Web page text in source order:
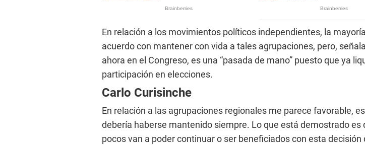
En relación a los movimientos políticos independientes, la
acuerdo con mantener con vida a tales agrupaciones, pero,
ahora en el Congreso, es una “pasada de mano” puesto que ya
participación en elecciones.
Carlo Curisinche
En relación a las agrupaciones regionales me parece favorable,
debería haberse mantenido siempre. Lo que está demostrado es
pocos van a poder continuar o ser beneficiados con esta decisión